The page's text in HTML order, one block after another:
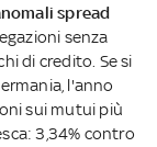
spread
senza
di credito. Se si
l'anno
sui mutui più
3,34% contro